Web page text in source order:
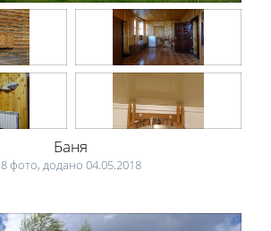
Баня
8 фото, додано 04.05.2018